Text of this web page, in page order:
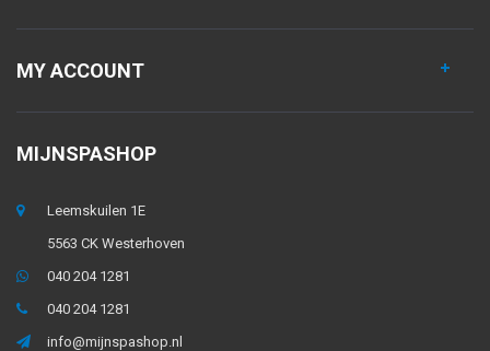
MY ACCOUNT
MIJNSPASHOP
Leemskuilen 1E
5563 CK Westerhoven
040 204 1281
040 204 1281
info@mijnspashop.nl